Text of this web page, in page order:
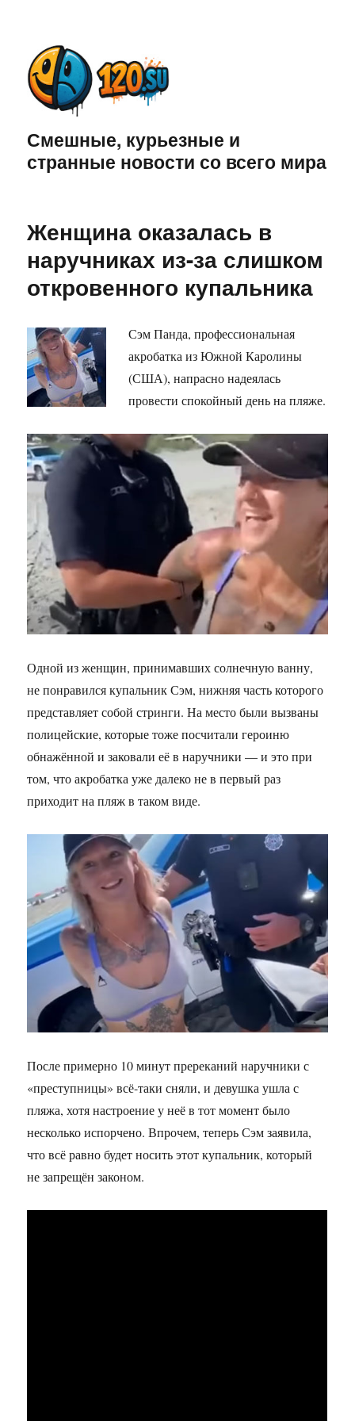
Смешные, курьезные и
странные новости со всего мира
Женщина оказалась в
наручниках из-за слишком
откровенного купальника
Сэм Панда, профессиональная
акробатка из Южной Каролины
(США), напрасно надеялась
провести спокойный день на пляже.
Одной из женщин, принимавших солнечную ванну,
не понравился купальник Сэм, нижняя часть которого
представляет собой стринги. На место были вызваны
полицейские, которые тоже посчитали героиню
обнажённой и заковали её в наручники — и это при
том, что акробатка уже далеко не в первый раз
приходит на пляж в таком виде.
После примерно 10 минут пререканий наручники с
«преступницы» всё-таки сняли, и девушка ушла с
пляжа, хотя настроение у неё в тот момент было
несколько испорчено. Впрочем, теперь Сэм заявила,
что всё равно будет носить этот купальник, который
не запрещён законом.